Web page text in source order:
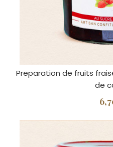
Preparation de fruits
de